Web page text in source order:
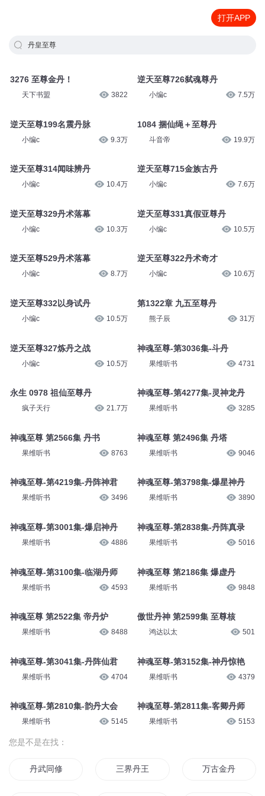
打开APP
丹皇至尊
3276 至尊金丹！
天下书盟 3822
逆天至尊199名震丹脉
小编c 9.3万
逆天至尊314闻味辨丹
小编c 10.4万
逆天至尊329丹术落幕
小编c 10.3万
逆天至尊529丹术落幕
小编c 8.7万
逆天至尊332以身试丹
小编c 10.5万
逆天至尊327炼丹之战
小编c 10.5万
永生 0978 祖仙至尊丹
疯子天行 21.7万
神魂至尊 第2566集 丹书
果维听书 8763
神魂至尊-第4219集-丹阵神君
果维听书 3496
神魂至尊-第3001集-爆启神丹
果维听书 4886
神魂至尊-第3100集-临湖丹师
果维听书 4593
神魂至尊 第2522集 帝丹炉
果维听书 8488
神魂至尊-第3041集-丹阵仙君
果维听书 4704
神魂至尊-第2810集-韵丹大会
果维听书 5145
逆天至尊726弑魂尊丹
小编c 7.5万
1084 捆仙绳＋至尊丹
斗音帝 19.9万
逆天至尊715金族古丹
小编c 7.6万
逆天至尊331真假亚尊丹
小编c 10.5万
逆天至尊322丹术奇才
小编c 10.6万
第1322章 九五至尊丹
熊子辰 31万
神魂至尊-第3036集-斗丹
果维听书 4731
神魂至尊-第4277集-灵神龙丹
果维听书 3285
神魂至尊 第2496集 丹塔
果维听书 9046
神魂至尊-第3798集-爆星神丹
果维听书 3890
神魂至尊-第2838集-丹阵真录
果维听书 5016
神魂至尊 第2186集 爆虚丹
果维听书 9848
傲世丹神 第2599集 至尊核
鸿达以太 501
神魂至尊-第3152集-神丹惊艳
果维听书 4379
神魂至尊-第2811集-客卿丹师
果维听书 5153
您是不是在找：
丹武同修 三界丹王 万古金丹